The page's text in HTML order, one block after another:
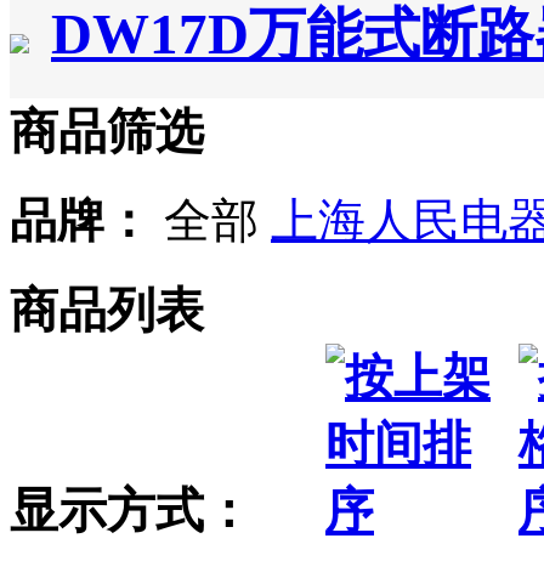
DW17D万能式断
商品筛选
品牌： 全部 上海人民电
商品列表
显示方式：